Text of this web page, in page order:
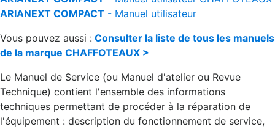
ARIANEXT COMPACT - Manuel utilisateur
Vous pouvez aussi : Consulter la liste de tous les manuels
de la marque CHAFFOTEAUX >
Le Manuel de Service (ou Manuel d'atelier ou Revue
Technique) contient l'ensemble des informations
techniques permettant de procéder à la réparation de
l'équipement : description du fonctionnement de service,